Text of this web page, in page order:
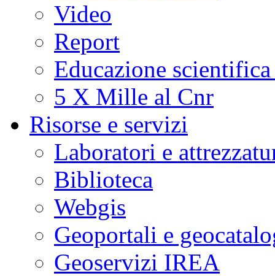
Video
Report
Educazione
5 X Mille al Cnr
Risorse e servizi
Laboratori e
Biblioteca
Webgis
Geoportali e
Geoservizi IREA